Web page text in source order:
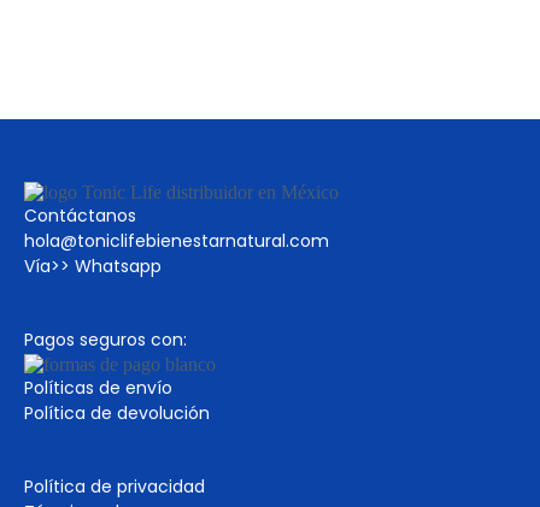
Contáctanos
hola@toniclifebienestarnatural.com
Vía>> Whatsapp
Pagos seguros con:
Políticas de envío
Política de devolución
Política de privacidad